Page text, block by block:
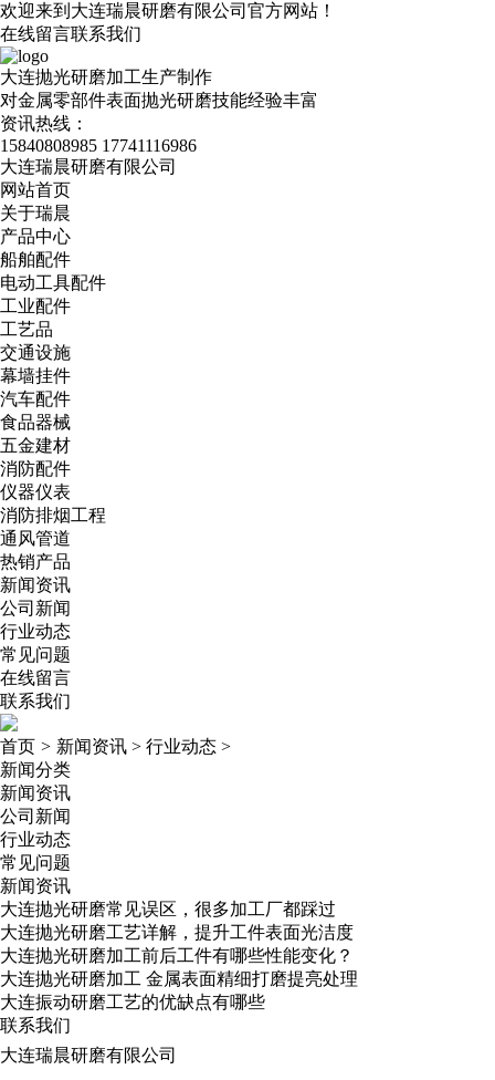
欢迎来到大连瑞晨研磨有限公司官方网站！
在线留言联系我们
大连抛光研磨加工生产制作
对金属零部件表面抛光研磨技能经验丰富
资讯热线：
15840808985 17741116986
大连瑞晨研磨有限公司
网站首页
关于瑞晨
产品中心
船舶配件
电动工具配件
工业配件
工艺品
交通设施
幕墙挂件
汽车配件
食品器械
五金建材
消防配件
仪器仪表
消防排烟工程
通风管道
热销产品
新闻资讯
公司新闻
行业动态
常见问题
在线留言
联系我们
首页 > 新闻资讯 > 行业动态 >
新闻分类
新闻资讯
公司新闻
行业动态
常见问题
新闻资讯
大连抛光研磨常见误区，很多加工厂都踩过
大连抛光研磨工艺详解，提升工件表面光洁度
大连抛光研磨加工前后工件有哪些性能变化？
大连抛光研磨加工 金属表面精细打磨提亮处理
大连振动研磨工艺的优缺点有哪些
联系我们
大连瑞晨研磨有限公司